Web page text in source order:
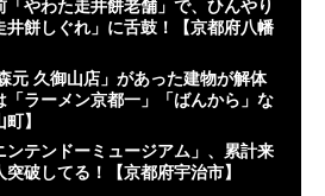
やわた走井餅老舗」で、ひんやり
井餅しぐれ」に舌鼓！【京都府八幡
元 久御山店」があった建物が解体
「ラーメン京都一」「ばんから」な
】
ンテンドーミュージアム」、累計来
破してる！【京都府宇治市】